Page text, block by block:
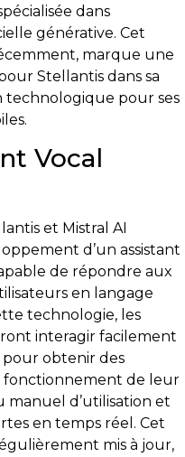
dans
générative. Cet
marque une
Stellantis dans sa
technologique pour ses
Vocal
et Mistral AI
d’un assistant
de répondre aux
en langage
technologie, les
interagir facilement
obtenir des
fonctionnement de leur
manuel d’utilisation et
en temps réel. Cet
mis à jour,